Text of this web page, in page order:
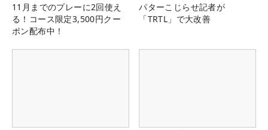
11月までのプレーに2回使え
る！コース限定3,500円クー
ポン配布中！
パターこじらせ記者が
「TRTL」で大改善